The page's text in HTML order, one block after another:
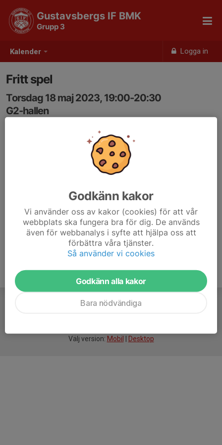
Kalender Logga in
Gustavsbergs IF BMK
Grupp 3
Fritt spel
Torsdag 18 maj 2023, 19:00-20:30
G2-hallen
Välj version: Mobil Desktop
Godkänn kakor
Vi använder oss av kakor (cookies) för att vår
webbplats ska fungera bra för dig. De används
även för webbanalys i syfte att hjälpa oss att
förbättra våra tjänster.
Så använder vi cookies
Godkänn alla kakor
Bara nödvändiga